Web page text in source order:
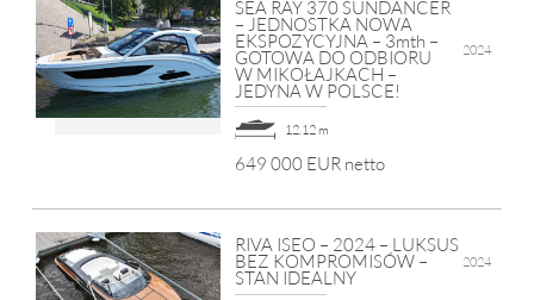
SEA RAY 370 SUNDANCER
– JEDNOSTKA NOWA
EKSPOZYCYJNA – 3mth –
GOTOWA DO ODBIORU
W MIKOŁAJKACH –
JEDYNA W POLSCE!
2024
12.12 m
649 000 EUR netto
RIVA ISEO – 2024 – LUKSUS
BEZ KOMPROMISÓW –
STAN IDEALNY
2024